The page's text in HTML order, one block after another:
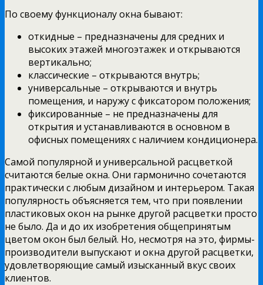
По своему функционалу окна бывают:
откидные – предназначены для средних и
высоких этажей многоэтажек и открываются
вертикально;
классические – открываются внутрь;
универсальные – открываются и внутрь
помещения, и наружу с фиксатором положения;
фиксированные – не предназначены для
открытия и устанавливаются в основном в
офисных помещениях с наличием кондиционера.
Самой популярной и универсальной расцветкой
считаются белые окна. Они гармонично сочетаются
практически с любым дизайном и интерьером. Такая
популярность объясняется тем, что при появлении
пластиковых окон на рынке другой расцветки просто
не было. Да и до их изобретения общепринятым
цветом окон был белый. Но, несмотря на это, фирмы-
производители выпускают и окна другой расцветки,
удовлетворяющие самый изысканный вкус своих
клиентов.